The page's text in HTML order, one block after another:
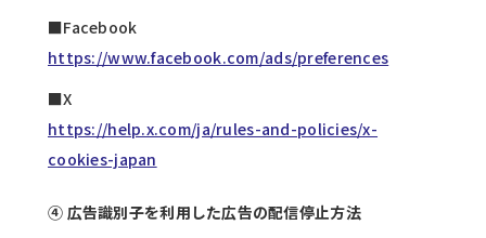
■Facebook
https://www.facebook.com/ads/preferences
■X
https://help.x.com/ja/rules-and-policies/x-
cookies-japan
④ 広告識別子を利用した広告の配信停止方法